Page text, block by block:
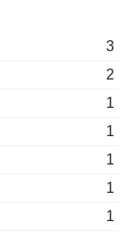
3
2
1
1
1
1
1